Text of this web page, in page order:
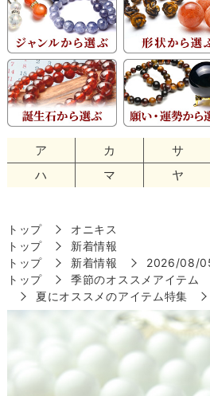
ア カ サ
ハ
マ ヤ
トップ
オニキス
トップ
新着情報
トップ
新着情報
2026/08/
トップ
季節のオススメアイテム
夏にオススメのアイテム特集